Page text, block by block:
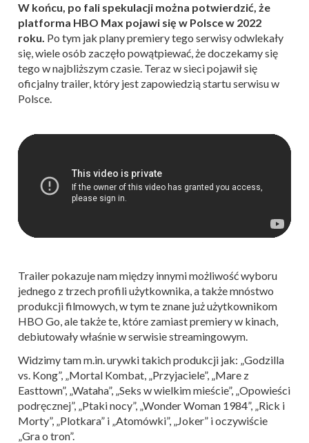
W końcu, po fali spekulacji można potwierdzić, że
platforma HBO Max pojawi się w Polsce w 2022
roku. Po tym jak plany premiery tego serwisy odwlekały
się, wiele osób zaczęło powątpiewać, że doczekamy się
tego w najbliższym czasie. Teraz w sieci pojawił się
oficjalny trailer, który jest zapowiedzią startu serwisu w
Polsce.
Trailer pokazuje nam między innymi możliwość wyboru
jednego z trzech profili użytkownika, a także mnóstwo
produkcji filmowych, w tym te znane już użytkownikom
HBO Go, ale także te, które zamiast premiery w kinach,
debiutowały właśnie w serwisie streamingowym.
Widzimy tam m.in. urywki takich produkcji jak: „Godzilla
vs. Kong”, „Mortal Kombat, „Przyjaciele”, „Mare z
Easttown”, „Wataha”, „Seks w wielkim mieście”, „Opowieści
podręcznej”, „Ptaki nocy”, „Wonder Woman 1984”, „Rick i
Morty”, „Plotkara” i „Atomówki”, „Joker” i oczywiście
„Gra o tron”.